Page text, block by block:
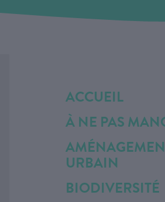
ACCUEIL
À NE PAS
URBAIN
BIODIVERSITÉ